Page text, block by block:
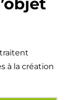
à la création